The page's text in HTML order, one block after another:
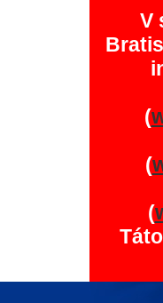
V
(
(
(